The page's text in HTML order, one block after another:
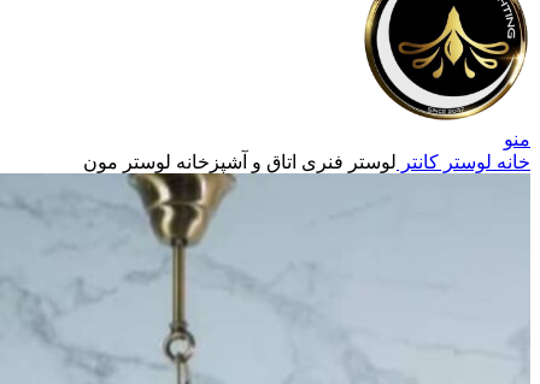
منو
خانه لوستر کانتر لوستر فنری اتاق و آشپزخانه لوستر مون